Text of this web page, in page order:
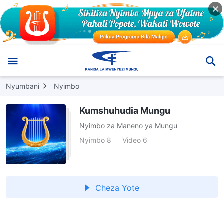
Nyumbani Nyimbo
Kumshuhudia Mungu
Nyimbo za Maneno ya Mungu
Nyimbo 8
Video 6
Cheza Yote